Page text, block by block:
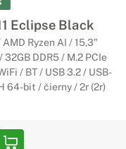
Eclipse Black
Ryzen AI / 15,3"
DDR5 / M.2 PCIe
/ BT / USB 3.2 / USB-
64-bit / čierny / 2r (2r)